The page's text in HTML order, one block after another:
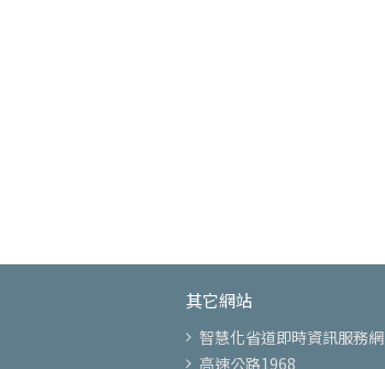
其它網站
智慧化省道即時資訊服務網
高速公路1968